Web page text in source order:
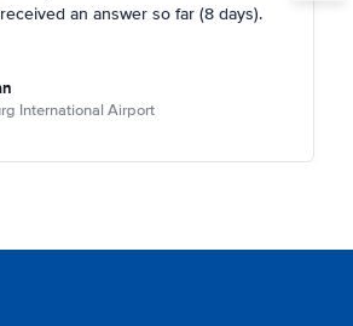
an answer so far (8 days).
International Airport